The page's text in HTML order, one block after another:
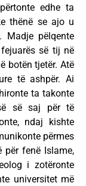
edhe ta
thënë se ajo u
Madje pëlqente
së tij në
botën tjetër. Atë
të ashpër. Ai
ta takonte
së saj për të
ndaj kishte
përmes
për fenë Islame,
i zotëronte
universitet më